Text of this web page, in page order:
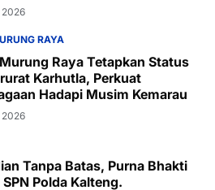
2026
RAYA
Raya Tetapkan Status
Karhutla, Perkuat
Hadapi Musim Kemarau
2026
Tanpa Batas, Purna Bhakti
Polda Kalteng.